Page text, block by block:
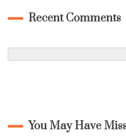
Recent Comments
You May Have